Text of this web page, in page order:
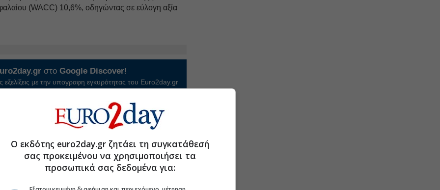
(WACC) 10,6%, οδηγώντας σε εύλογη αξία
στοGoogle Discover!
εξελίξεις με την υπογραφη εγκυρότητας του Euro2day.gr
FOLLOW US
Ακολουθήστε τη σελίδα τουEuro2day.grστοLinkedin
Ο εκδότης euro2day.gr ζητάει τη συγκατάθεσή
σας προκειμένου να χρησιμοποιήσει τα
προσωπικά σας δεδομένα για: